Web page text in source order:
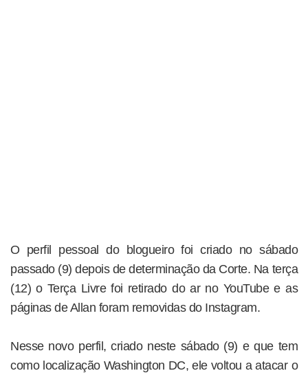
O perfil pessoal do blogueiro foi criado no sábado
passado (9) depois de determinação da Corte. Na terça
(12) o Terça Livre foi retirado do ar no YouTube e as
páginas de Allan foram removidas do Instagram.
Nesse novo perfil, criado neste sábado (9) e que tem
como localização Washington DC, ele voltou a atacar o